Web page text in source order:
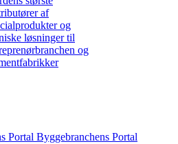
Byggebranchens Portal